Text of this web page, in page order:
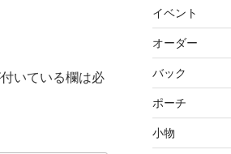
いている欄は必
イベント
オーダー
バック
ポーチ
小物